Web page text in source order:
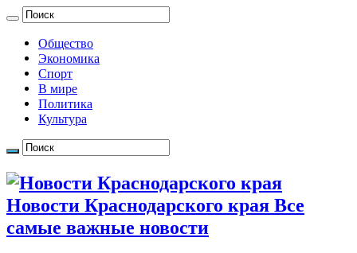
Общество
Экономика
Спорт
В мире
Политика
Культура
Новости Краснодарского края Все
самые важные новости